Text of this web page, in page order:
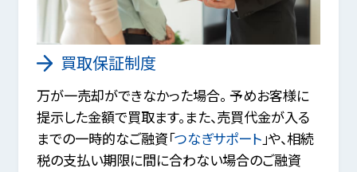
買取保証制度
万が一売却ができなかった場合。 予めお客様に
提示した金額で買取ます。また、売買代金が入る
までの一時的なご融資「つなぎサポート 」や、相続
税の支払い期限に間に合わない場合のご融資